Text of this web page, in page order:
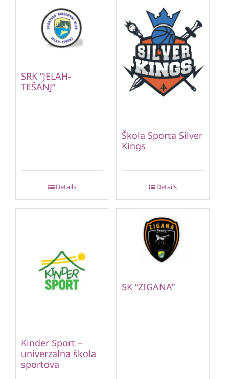
SRK “JELAH-
TEŠANJ”
Details
Škola Sporta Silver
Kings
Details
Kinder Sport –
univerzalna škola
sportova
SK “ZIGANA”